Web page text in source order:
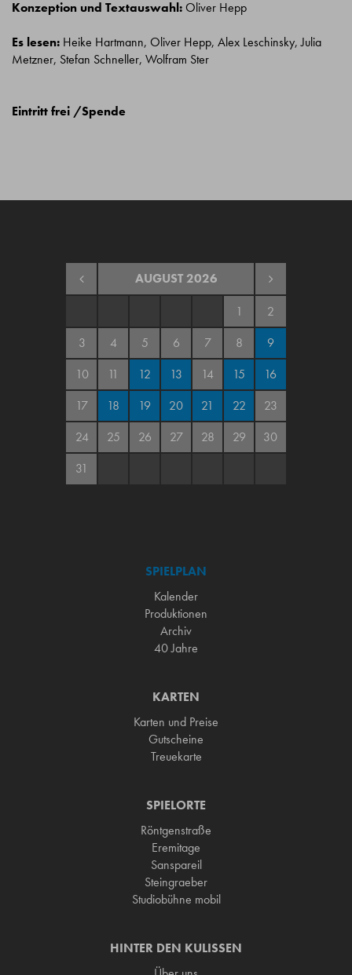
Konzeption und Textauswahl:Oliver Hepp
Es lesen: Heike Hartmann, Oliver Hepp, Alex Leschinsky, Julia
Metzner, Stefan Schneller, Wolfram Ster
Eintritt frei /Spende
AUGUST 2026
1
2
3
4 5 6 7 8
9
10
11 12 13 14 15
16
17
18 19 20 21 22
23
24
25 26 27 28 29
30
31
SPIELPLAN
Kalender
Produktionen
Archiv
40 Jahre
KARTEN
Karten und Preise
Gutscheine
Treuekarte
SPIELORTE
Röntgenstraße
Eremitage
Sanspareil
Steingraeber
Studiobühne mobil
HINTER DEN KULISSEN